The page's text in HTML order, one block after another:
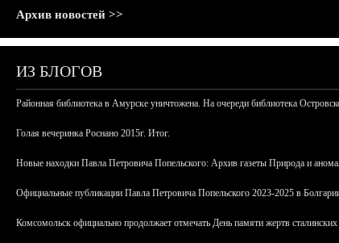
Архив новостей >>
ИЗ БЛОГОВ
Районная библиотека в Амурске уничтожена. На очереди библиотека
Голая вечеринка Роснано 2015г. Итог.
Новые находки Павла Петровича Попельского: Архив газеты Природа и
Официальные публикации Павла Петровича Попельского 2023-2025 в
Комсомольск официально продолжает отмечать День памяти жертв сталинских